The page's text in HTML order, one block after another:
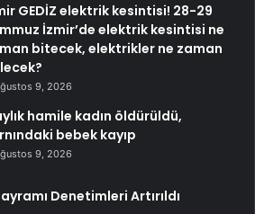
GEDİZ elektrik kesintisi! 28-29
İzmir’de elektrik kesintisi ne
bitecek, elektrikler ne zaman
9, 2026
hamile kadın öldürüldü,
bebek kayıp
9, 2026
Denetimleri Artırıldı